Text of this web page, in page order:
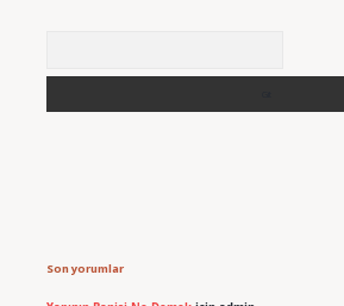
Son yorumlar